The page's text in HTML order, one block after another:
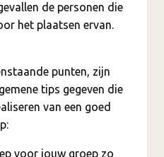
de personen die
het plaatsen ervan.
punten, zijn
tips gegeven die
van een goed
voor jouw groep zo